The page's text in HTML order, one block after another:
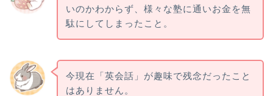
いのかわからず、様々な塾に通いお金を無
駄にしてしまったこと。
今現在「英会話」が趣味で残念だったこと
はありません。